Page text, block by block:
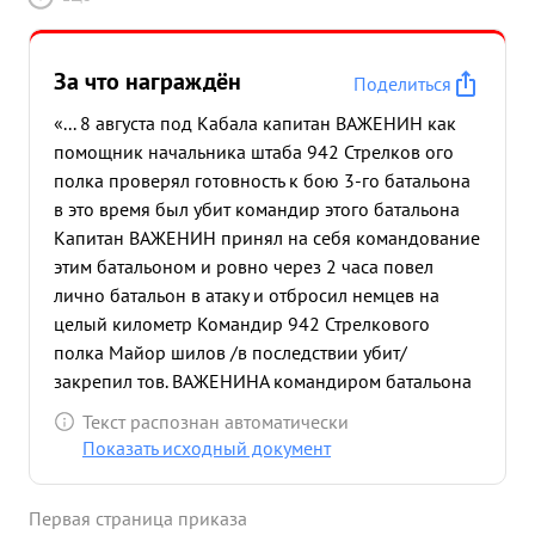
За что награждён
Поделиться
«... 8 августа под Кабала капитан ВАЖЕНИН как
помощник начальника штаба 942 Стрелков ого
полка проверял готовность к бою 3-го батальона
в это время был убит командир этого батальона
Капитан ВАЖЕНИН принял на себя командование
этим батальоном и ровно через 2 часа повел
лично батальон в атаку и отбросил немцев на
целый километр Командир 942 Стрелкового
полка Майор шилов /в последствии убит/
закрепил тов. ВАЖЕНИНА командиром батальона
в райож ст Кабала шли упорные бои Ст Кабала
перед одила из рук в руки 5 раз и каждый раз в
два раза к одил в атаку. 12 августа с 10.00 до
Текст распознан автоматически
Показать исходный документ
Первая страница приказа